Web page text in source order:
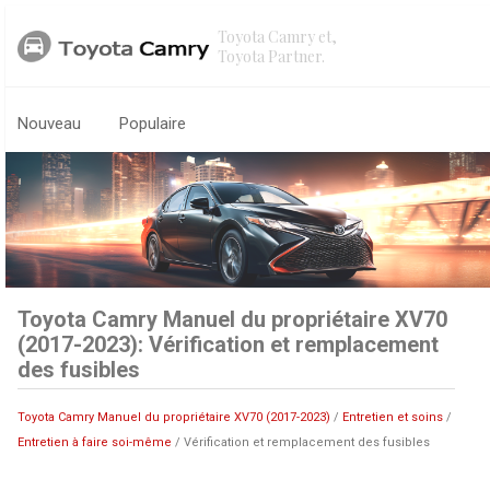
Toyota Camry et,
Toyota Partner.
Nouveau Populaire
Toyota Camry Manuel du propriétaire XV70
(2017-2023): Vérification et remplacement
des fusibles
Toyota Camry Manuel du propriétaire XV70 (2017-2023) / Entretien et soins /
Entretien à faire soi-même / Vérification et remplacement des fusibles